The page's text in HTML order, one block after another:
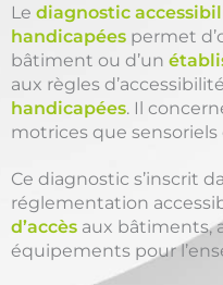
Le diagnostic
handicapées permet
bâtiment ou d’un
aux règles
handicapées. Il
motrices que
Ce diagnostic s’inscrit
réglementation
d’accès aux bâtiments,
équipements pour